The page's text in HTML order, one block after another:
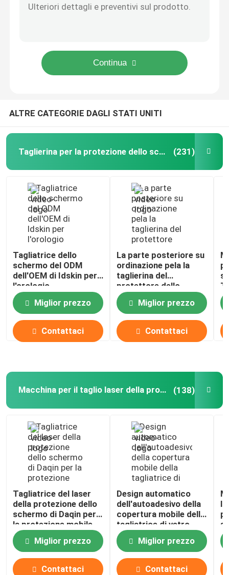
Macchina per fare la pelle del computer portatile
Pellicola adesiva 3M
Adesivi in ​​vinile personalizzati
Macchina di stampa 3D a sublimazione
Nano vetro temperato
Incisore a taglio laser
Proteggi schermo con luce UV
Proteggi schermo in pellicola di idrogel morbido opaco anti impronta digitale per tagliatrice
ALTRE CATEGORIE DAGLI STATI UNITI
Taglierina per la protezione dello schermo (231)
Tagliatrice dello
schermo del ODM
dell'OEM di Idskin per
l'orologio
Miglior prezzo
Contattaci
La parte posteriore su
ordinazione pela la
taglierina del
protettore dello
schermo per il film
dell'idrogel
dell'orologio ultra
38mm di Apple
Miglior prezzo
Contattaci
Macchina per il taglio laser della protezione dello schermo (138)
Tagliatrice del laser
della protezione dello
schermo di Daqin per
la protezione mobile
della segretezza 700W
50Hz Miglior prezzo
Contattaci
Design automatico
dell'autoadesivo della
copertura mobile della
tagliatrice di vetro
temperato Daqin 30KG
Miglior prezzo
Contattaci